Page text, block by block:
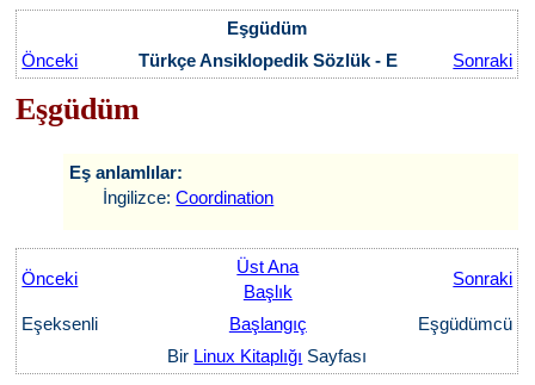
Eşgüdüm
Önceki
Türkçe Ansiklopedik Sözlük - E Sonraki
Eşgüdüm
Eş anlamlılar:
İngilizce:Coordination
Önceki
Üst Ana
Başlık
Sonraki
Eşeksenli Başlangıç
Eşgüdümcü
Bir Linux Kitaplığı Sayfası